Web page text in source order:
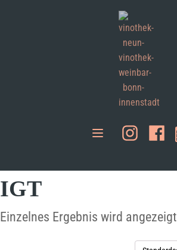
IGT
Einzelnes Ergebnis wird angezeigt